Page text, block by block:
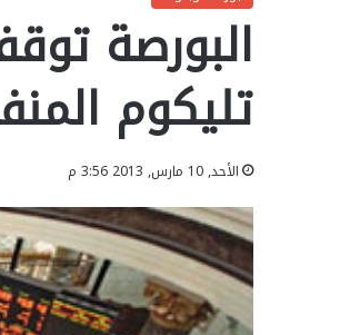
البورصة
تليكوم
الأحد, 10 مارس, 2013 3:56 م